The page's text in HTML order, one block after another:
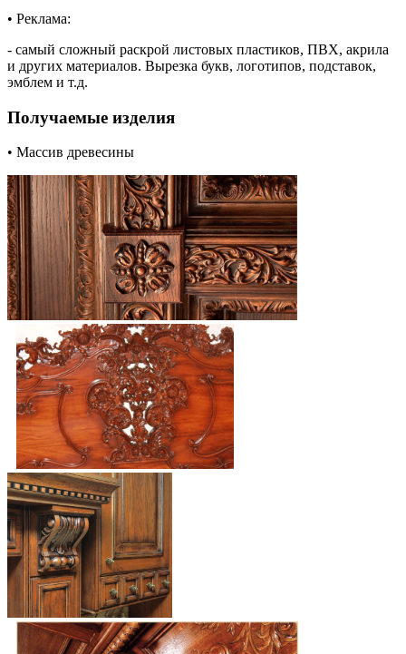
• Реклама:
- самый сложный раскрой листовых пластиков, ПВХ, акрила
и других материалов. Вырезка букв, логотипов, подставок,
эмблем и т.д.
Получаемые изделия
• Массив древесины